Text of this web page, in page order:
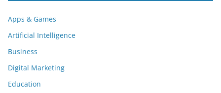
Apps & Games
Artificial Intelligence
Business
Digital Marketing
Education